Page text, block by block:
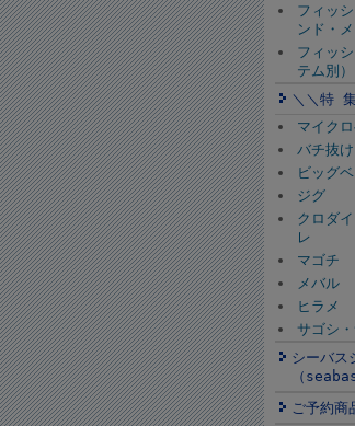
フィッ
ンド・メ
フィッ
テム別）
＼＼特
マイク
バチ抜け
ビッグ
ジグ
クロダ
レ
マゴチ
メバル
ヒラメ
サゴシ
シーバス
（
ご予約商